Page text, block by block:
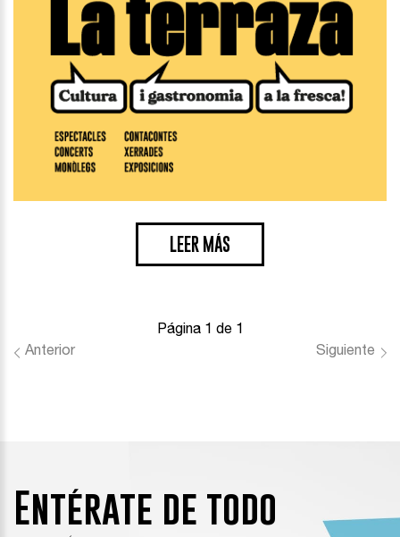
LEER MÁS
Anterior
Página 1 de 1
Siguiente
Entérate de todo